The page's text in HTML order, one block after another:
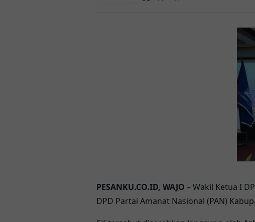
PESANKU.CO.ID, WAJO – Wakil Ketua I
DPD Partai Amanat Nasional (PAN)